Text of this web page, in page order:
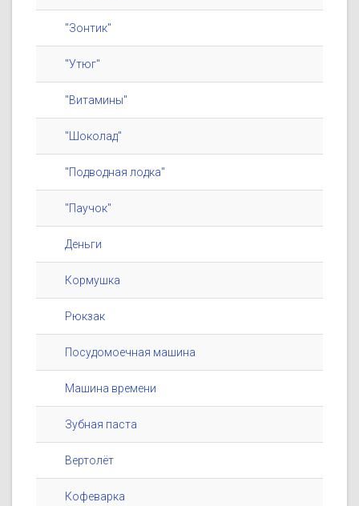
"Зонтик"
"Утюг"
"Витамины"
"Шоколад"
"Подводная лодка"
"Паучок"
Деньги
Кормушка
Рюкзак
Посудомоечная машина
Машина времени
Зубная паста
Вертолёт
Кофеварка